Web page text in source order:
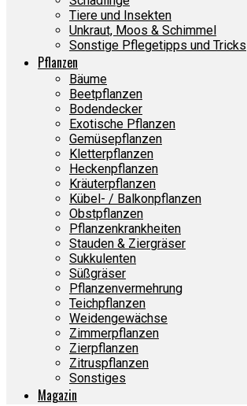
Tiere und Insekten
Unkraut, Moos & Schimmel
Sonstige Pflegetipps und Tricks
Pflanzen
Bäume
Beetpflanzen
Bodendecker
Exotische Pflanzen
Gemüsepflanzen
Kletterpflanzen
Heckenpflanzen
Kräuterpflanzen
Kübel- / Balkonpflanzen
Obstpflanzen
Pflanzenkrankheiten
Stauden & Ziergräser
Sukkulenten
Süßgräser
Pflanzenvermehrung
Teichpflanzen
Weidengewächse
Zimmerpflanzen
Zierpflanzen
Zitruspflanzen
Sonstiges
Magazin